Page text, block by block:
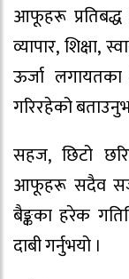
आफूहरू
व्यापार, शिक्षा,
ऊर्जा लगायतका
गरिरहेको
सहज, छिटो
आफूहरू सदैव
बैङ्कका हरेक
दाबी गर्नुभयो ।